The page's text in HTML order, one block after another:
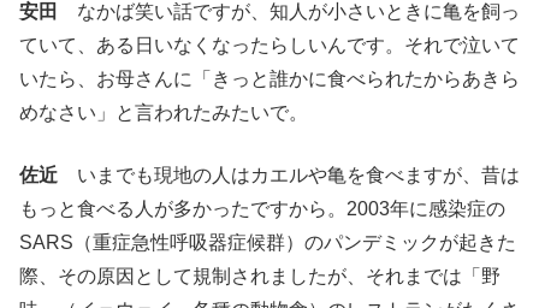
安田
なかば笑い話ですが、知人が小さいときに亀を飼っ
ていて、ある日いなくなったらしいんです。それで泣いて
いたら、お母さんに「きっと誰かに食べられたからあきら
めなさい」と言われたみたいで。
佐近 いまでも現地の人はカエルや亀を食べますが、昔は
もっと食べる人が多かったですから。2003年に感染症の
SARS（重症急性呼吸器症候群）のパンデミックが起きた
際、その原因として規制されましたが、それまでは「野